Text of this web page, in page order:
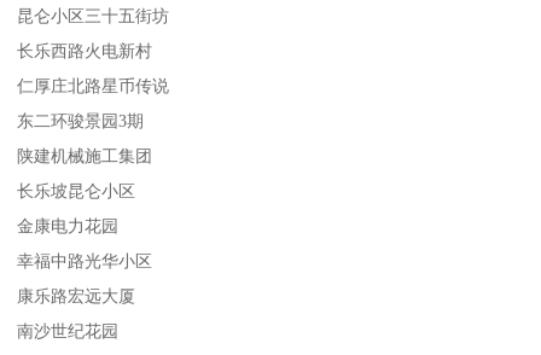
昆仑小区三十五街坊
长乐西路火电新村
仁厚庄北路星币传说
东二环骏景园3期
陕建机械施工集团
长乐坡昆仑小区
金康电力花园
幸福中路光华小区
康乐路宏远大厦
南沙世纪花园